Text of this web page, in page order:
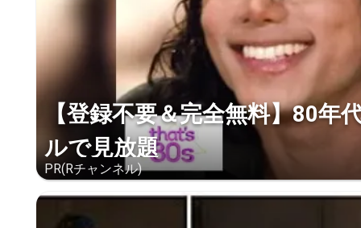
【登録不要＆完全無料】80年
ルで見放題
PR(Rチャンネル)